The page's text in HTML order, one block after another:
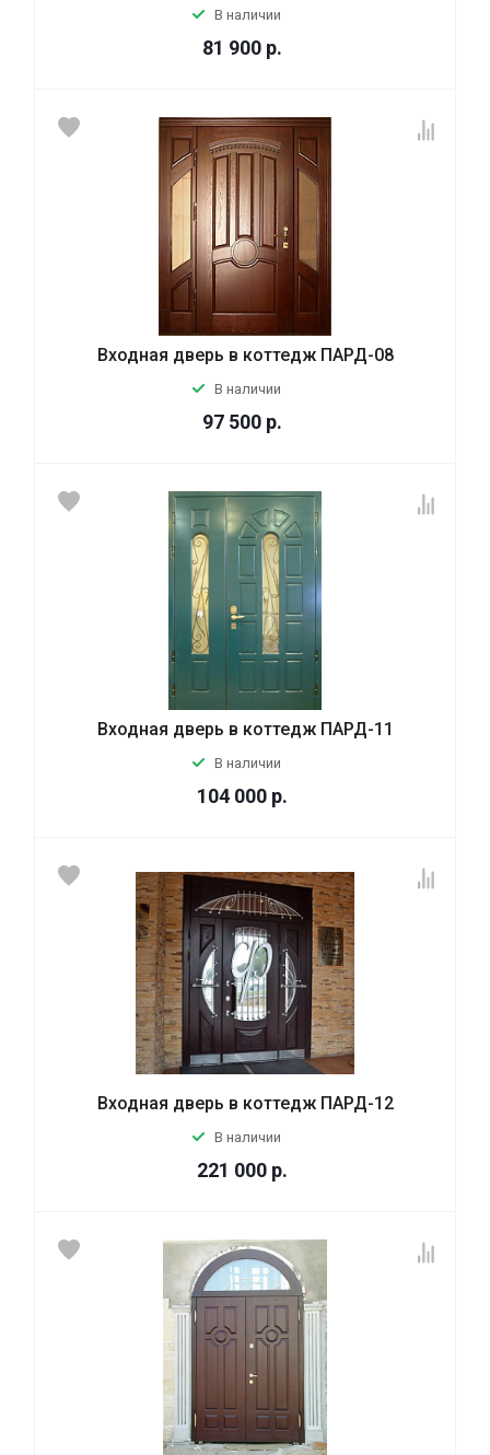
В наличии
81 900 р.
Входная дверь в коттедж ПАРД-08
В наличии
97 500 р.
Входная дверь в коттедж ПАРД-11
В наличии
104 000 р.
Входная дверь в коттедж ПАРД-12
В наличии
221 000 р.